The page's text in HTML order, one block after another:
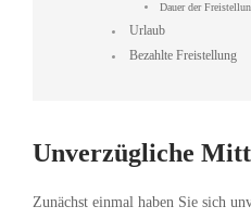
Dauer der
Urlaub
Bezahlte Freistellung
Unverzügliche
Zunächst einmal haben Sie sich